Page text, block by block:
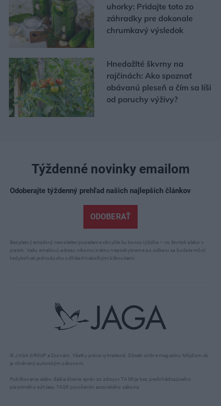
uhorky: Pridajte toto zo
záhradky pre dokonale
chrumkavý výsledok
Hnedožlté škvrny na
rajčinách: Ako spoznať
obávanú pleseň a čím sa líši
od poruchy výživy?
© JAGA GROUP a Zoznam. Všetky práva vyhradené. Obsah online magazínu Môjdom.sk
je chránený autorským zákonom.
Publikovanie alebo ďalšie šírenie správ zo zdrojov TASR je bez predchádzajúceho
písomného súhlasu TASR porušením autorského zákona.
Týždenné novinky emailom
Odoberajte týždenný prehľad našich najlepších článkov
ODOBERAŤ
Bezplatný emailový newsletter posielame obvykle ku koncu týždňa – vo štvrtok alebo v
piatok. Vašu emailovú adresu nikomu inému neposkytneme a z odberu sa budete môcť
kedykoľvek jednoducho odhlásiť niekoľkými kliknutiami.